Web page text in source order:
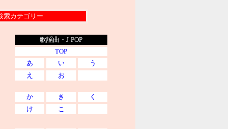
カテゴリー
歌謡曲・J-POP
TOP
あ
い
う
え
お
か き
く
け
こ